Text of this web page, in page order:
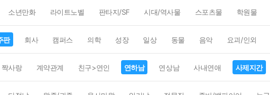
소년만화 라이트노벨 판타지/SF 시대/역사물 스포츠물 학원물
판 회사 캠퍼스 의학 성장 일상 동물 음악 요괴/인외
짝사랑 계약관계 친구>연인 연하남 연상남 사내연애 사제지간